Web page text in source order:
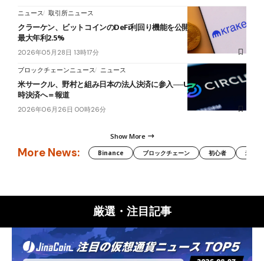
ニュース 取引所ニュース
クラーケン、ビットコインのDeFi利回り機能を公開──保有したまま
最大年利2.5%
2026年05月28日 13時17分
ブロックチェーンニュース ニュース
米サークル、野村と組み日本の法人決済に参入──USDCで外貨を即
時決済へ＝報道
2026年06月26日 00時26分
Show More
More News: Binance ブロックチェーン 初心者 米国
厳選・注目記事